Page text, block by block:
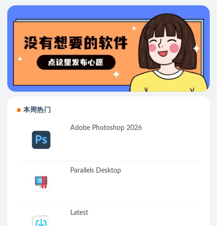
本周热门
Adobe Photoshop 2026
Parallels Desktop
Latest